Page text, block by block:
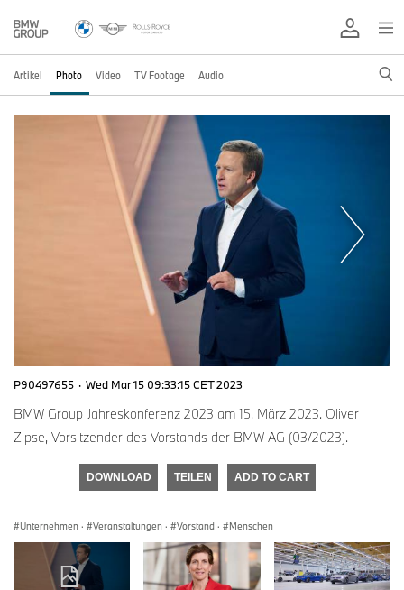
Artikel Photo Video TV Footage Audio
P90497655 · Wed Mar 15 09:33:15 CET 2023
BMW Group Jahreskonferenz 2023 am 15. März 2023. Oliver
Zipse, Vorsitzender des Vorstands der BMW AG (03/2023).
DOWNLOAD TEILEN ADD TO CART
Unternehmen · Veranstaltungen · Vorstand · Menschen